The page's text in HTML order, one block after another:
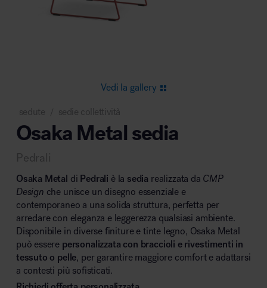
Area lounge e attesa
Area outdoor
Vedi la gallery
sedute sedie collettività
Osaka Metal sedia
Pedrali
Osaka Metal di Pedrali è la sedia realizzata da CMP
Design che unisce un disegno essenziale e
contemporaneo a una solida struttura, perfetta per
arredare con eleganza e leggerezza qualsiasi ambiente.
Disponibile in diverse finiture e tinte legno, Osaka Metal
può essere personalizzata con braccioli e rivestimenti in
tessuto o pelle, per garantire maggiore comfort e adattarsi
a contesti più sofisticati.